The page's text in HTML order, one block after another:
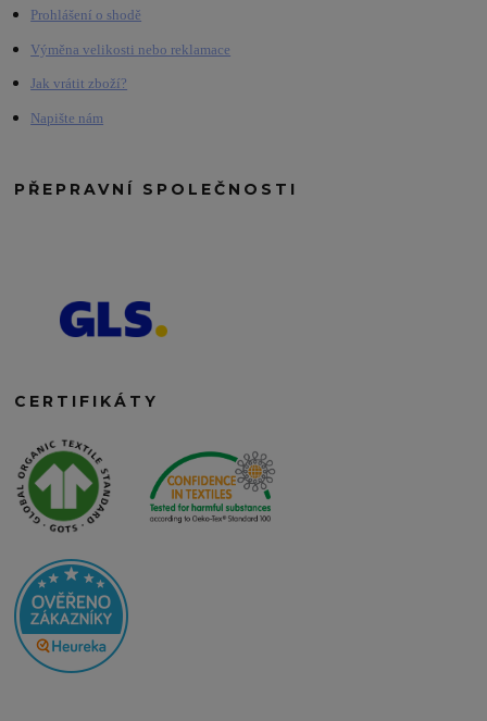
Prohlášení o shodě
Výměna velikosti nebo reklamace
Jak vrátit zboží?
Napište nám
PŘEPRAVNÍ SPOLEČNOSTI
CERTIFIKÁTY